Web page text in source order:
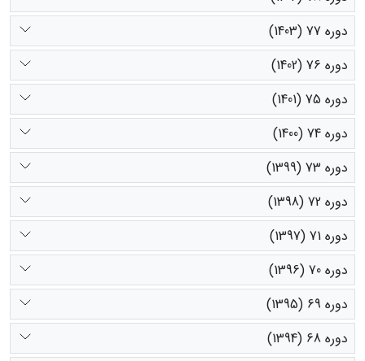
دوره 77 (1403)
دوره 76 (1402)
دوره 75 (1401)
دوره 74 (1400)
دوره 73 (1399)
دوره 72 (1398)
دوره 71 (1397)
دوره 70 (1396)
دوره 69 (1395)
دوره 68 (1394)